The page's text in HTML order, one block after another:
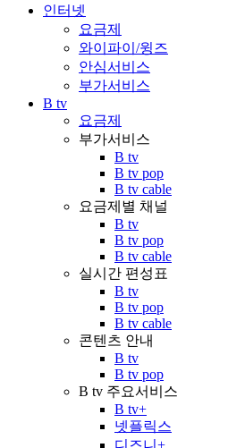
인터넷
요금제
와이파이/윙즈
안심서비스
부가서비스
B tv
요금제
부가서비스
B tv
B tv pop
B tv cable
요금제별 채널
B tv
B tv pop
B tv cable
실시간 편성표
B tv
B tv pop
B tv cable
콘텐츠 안내
B tv
B tv pop
B tv 주요서비스
B tv+
넷플릭스
디즈니+